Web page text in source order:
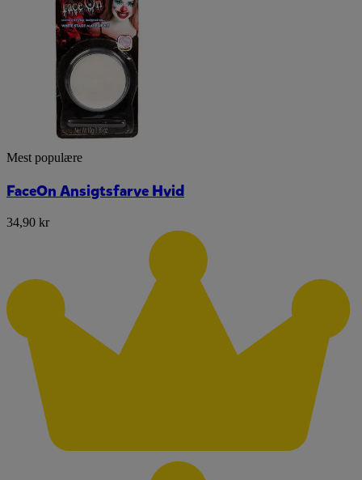
Mest populære
FaceOn Ansigtsfarve Hvid
34,90 kr